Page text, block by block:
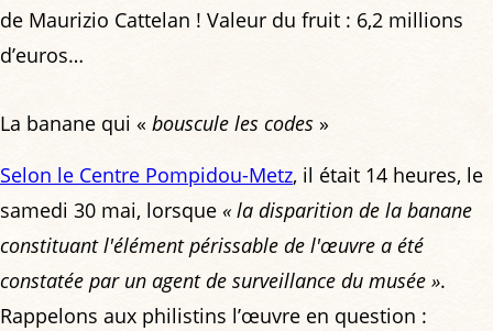
de Maurizio Cattelan ! Valeur du fruit : 6,2 millions
d’euros…
La banane qui « bouscule les codes »
Selon le Centre Pompidou-Metz, il était 14 heures, le
samedi 30 mai, lorsque « la disparition de la banane
constituant l'élément périssable de l'œuvre a été
constatée par un agent de surveillance du musée ».
Rappelons aux philistins l’œuvre en question :